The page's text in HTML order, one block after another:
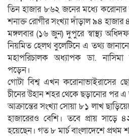
তিন হাজার ৮৬২ জনের মধ্যে
শনাক্ত রোগীর সংখ্যা দাঁড়াল ৯৪
মঙ্গলবার (১৬ জুন) দুপুরে স্বাস্থ্য
নিয়মিত হেলথ বুলেটিনে এ তথ্য
মহাপরিচালক অধ্যাপক ডা.
পড়েন।
গোটা বিশ্ব এখন করোনাভাইরাসের
চীনের উহান শহর থেকে ছড়ানোর পর এ
আক্রান্তের সংখ্যা সোয়া ৮১ লাখ
হাজারেরও বেশি। তবে প্রায় সাড়ে
হয়েছেন। গত ৮ মার্চ বাংলাদেশে প্রথম